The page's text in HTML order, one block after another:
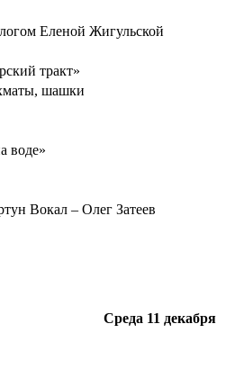
Еленой Жигульской
тракт»
шашки
воде»
Вокал – Олег Затеев
Среда 11 декабря